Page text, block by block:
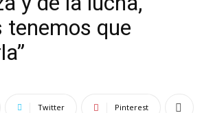
tenemos que
Twitter Pinterest